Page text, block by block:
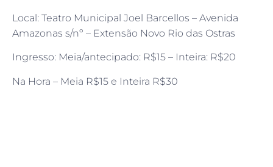
Local: Teatro Municipal Joel Barcellos – Avenida
Amazonas s/nº – Extensão Novo Rio das Ostras
Ingresso: Meia/antecipado: R$15 – Inteira: R$20
Na Hora – Meia R$15 e Inteira R$30